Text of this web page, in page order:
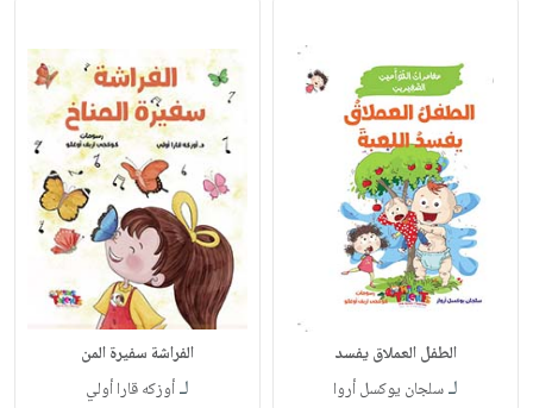
الطفل العملاق يفسد
لـسلجان يوكسل أروا
الفراشة سفيرة المن
لـأوزكه قارا أولي